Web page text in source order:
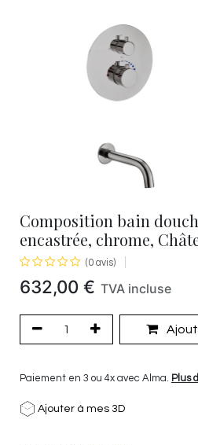
Composition bain
encastrée, chrome,
(0 avis)
632,00 € TVA incluse
Paiement en 3 ou 4x avec Alma. Plus
Ajouter à mes 3D